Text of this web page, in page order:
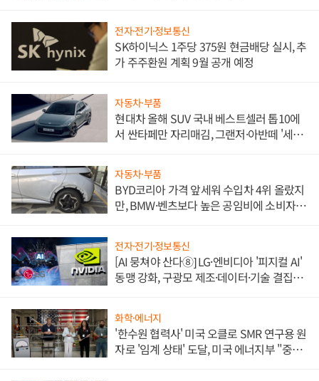
전자·전기·정보통신
SK하이닉스 1주당 375원 현금배당 실시, 추
가 주주환원 계획 9월 공개 예정
자동차·부품
현대차 올해 SUV 국내 베스트셀러 톱10에
서 싼타페만 자리매김, 그랜저·아반떼 '세단
자동차·부품
BYD코리아 가격 앞세워 수입차 4위 올랐지
만, BMW·벤츠보다 높은 공임비에 소비자
전자·전기·정보통신
[AI 뭉쳐야 산다⑧] LG·엔비디아 '피지컬 AI'
동맹 강화, 구광모 제조·데이터·기술 결집
화학·에너지
'한수원 협력사' 미국 오클로 SMR 연구용 원
자로 '임계 상태' 도달, 미국 에너지부 "중요